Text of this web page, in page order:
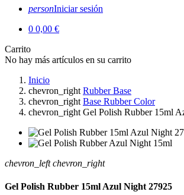
personIniciar sesión
0 0,00 €
Carrito
No hay más artículos en su carrito
Inicio
chevron_right Rubber Base
chevron_right Base Rubber Color
chevron_right Gel Polish Rubber 15ml
chevron_left chevron_right
Gel Polish Rubber 15ml Azul Night 27925